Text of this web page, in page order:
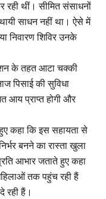
थीं। सीमित संसाधनों
साधन नहीं था। ऐसे में
निवारण शिविर उनके
के तहत आटा चक्की
पिसाई की सुविधा
आय प्राप्त होगी और
कहा कि इस सहायता से
बनने का रास्ता खुला
आभार जताते हुए कहा
तक पहुंच रही हैं
रही हैं।